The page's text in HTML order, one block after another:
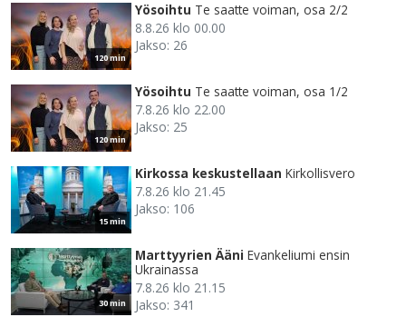
120 min
Yösoihtu Te saatte voiman, osa 2/2
8.8.26 klo 00.00
Jakso: 26
120 min
Yösoihtu Te saatte voiman, osa 1/2
7.8.26 klo 22.00
Jakso: 25
15 min
Kirkossa keskustellaan Kirkollisvero
7.8.26 klo 21.45
Jakso: 106
30 min
Marttyyrien Ääni Evankeliumi ensin
Ukrainassa
7.8.26 klo 21.15
Jakso: 341